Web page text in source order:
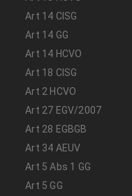
Art 14 CISG
Art 14 GG
Art 14 HCVO
Art 18 CISG
Art 2 HCVO
Art 27 EGV/2007
Art 28 EGBGB
Art 34 AEUV
Art 5 Abs 1 GG
Art 5 GG